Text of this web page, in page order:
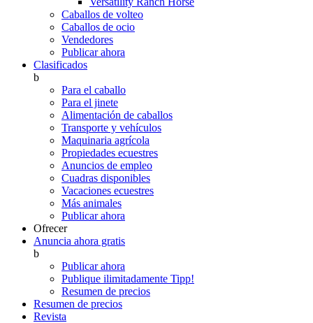
Caballos de volteo
Caballos de ocio
Vendedores
Publicar ahora
Clasificados
b
Para el caballo
Para el jinete
Alimentación de caballos
Transporte y vehículos
Maquinaria agrícola
Propiedades ecuestres
Anuncios de empleo
Cuadras disponibles
Vacaciones ecuestres
Más animales
Publicar ahora
Ofrecer
Anuncia ahora gratis
b
Publicar ahora
Publique ilimitadamente Tipp!
Resumen de precios
Resumen de precios
Revista